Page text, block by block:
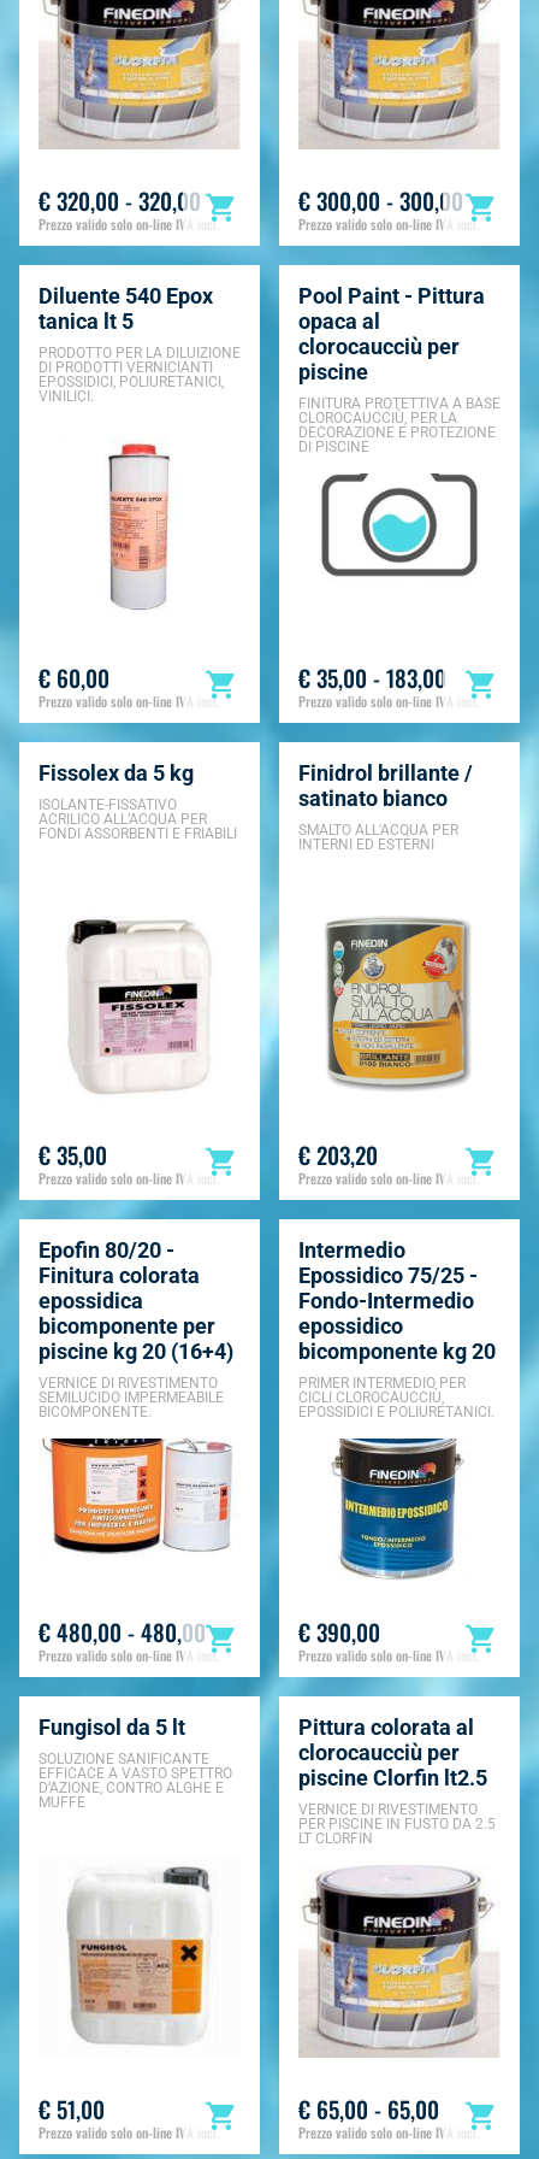
Arredo piscina e giardino
€ 320,00 - 320,00
Prezzo valido solo on-line IVA incl.
€ 300,00 - 300,00
Prezzo valido solo on-line IVA incl.
Diluente 540 Epox
tanica lt 5
PRODOTTO PER LA DILUIZIONE
DI PRODOTTI VERNICIANTI
EPOSSIDICI, POLIURETANICI,
VINILICI.
€ 60,00
Prezzo valido solo on-line IVA incl.
Pool Paint - Pittura
opaca al
clorocaucciù per
piscine
FINITURA PROTETTIVA A BASE
CLOROCAUCCIÙ, PER LA
DECORAZIONE E PROTEZIONE
DI PISCINE
€ 35,00 - 183,00
Prezzo valido solo on-line IVA incl.
Fissolex da 5 kg
ISOLANTE-FISSATIVO
ACRILICO ALL’ACQUA PER
FONDI ASSORBENTI E FRIABILI
€ 35,00
Prezzo valido solo on-line IVA incl.
Finidrol brillante /
satinato bianco
SMALTO ALL'ACQUA PER
INTERNI ED ESTERNI
€ 203,20
Prezzo valido solo on-line IVA incl.
Epofin 80/20 -
Finitura colorata
epossidica
bicomponente per
piscine kg 20 (16+4)
VERNICE DI RIVESTIMENTO
SEMILUCIDO IMPERMEABILE
BICOMPONENTE.
€ 480,00 - 480,00
Prezzo valido solo on-line IVA incl.
Intermedio
Epossidico 75/25 -
Fondo-Intermedio
epossidico
bicomponente kg 20
PRIMER INTERMEDIO PER
CICLI CLOROCAUCCIÙ,
EPOSSIDICI E POLIURETANICI.
€ 390,00
Prezzo valido solo on-line IVA incl.
Fungisol da 5 lt
SOLUZIONE SANIFICANTE
EFFICACE A VASTO SPETTRO
D’AZIONE, CONTRO ALGHE E
MUFFE
€ 51,00
Prezzo valido solo on-line IVA incl.
Pittura colorata al
clorocaucciù per
piscine Clorfin lt2.5
VERNICE DI RIVESTIMENTO
PER PISCINE IN FUSTO DA 2.5
LT CLORFIN
€ 65,00 - 65,00
Prezzo valido solo on-line IVA incl.